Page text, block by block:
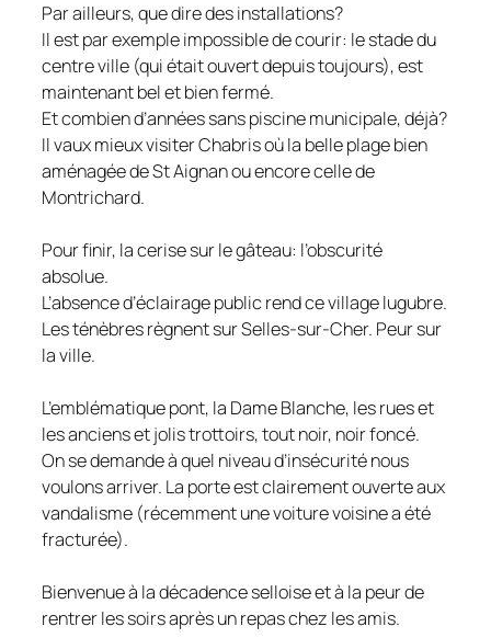
Par ailleurs, que dire des installations?
Il est par exemple impossible de courir: le stade du
centre ville (qui était ouvert depuis toujours), est
maintenant bel et bien fermé.
Et combien d’années sans piscine municipale, déjà?
Il vaux mieux visiter Chabris où la belle plage bien
aménagée de St Aignan ou encore celle de
Montrichard.
Pour finir, la cerise sur le gâteau: l’obscurité
absolue.
L’absence d’éclairage public rend ce village lugubre.
Les ténèbres règnent sur Selles-sur-Cher. Peur sur
la ville.
L’emblématique pont, la Dame Blanche, les rues et
les anciens et jolis trottoirs, tout noir, noir foncé.
On se demande à quel niveau d’insécurité nous
voulons arriver. La porte est clairement ouverte aux
vandalisme (récemment une voiture voisine a été
fracturée).
Bienvenue à la décadence selloise et à la peur de
rentrer les soirs après un repas chez les amis.